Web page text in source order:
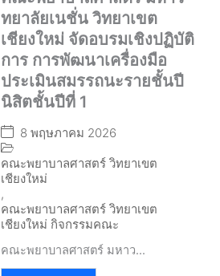
ทยาลัยเนชั่น วิทยาเขต
เชียงใหม่ จัดอบรมเชิงปฏิบัติ
การ การพัฒนาเครื่องมือ
ประเมินสมรรถนะรายชั้นปี
นิสิตชั้นปีที่ 1
8 พฤษภาคม 2026
คณะพยาบาลศาสตร์ วิทยาเขต
เชียงใหม่
,
คณะพยาบาลศาสตร์ วิทยาเขต
เชียงใหม่ กิจกรรมคณะ
คณะพยาบาลศาสตร์ มหาว...